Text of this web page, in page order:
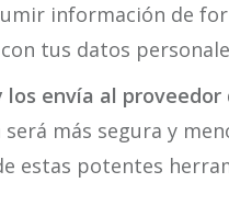
información de
tus datos
los envía al
más segura y
estas potentes